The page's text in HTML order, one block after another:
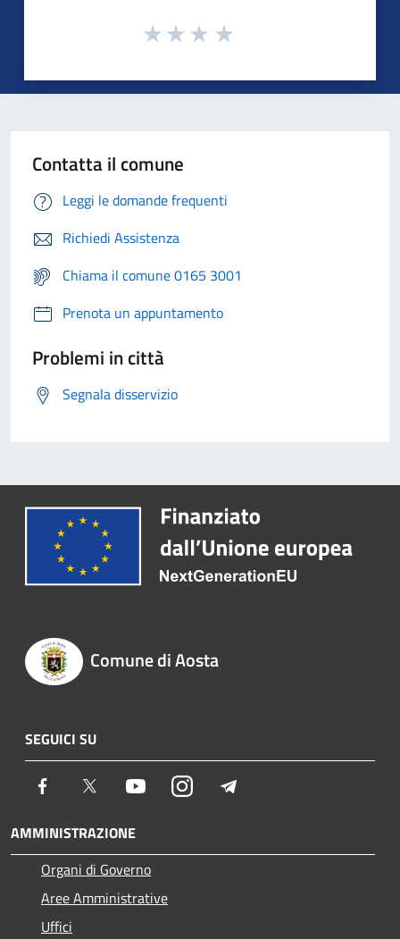
Contatta il comune
Leggi le domande frequenti
Richiedi Assistenza
Chiama il comune 0165 3001
Prenota un appuntamento
Problemi in città
Segnala disservizio
Comune di Aosta
SEGUICI SU
Facebook Twitter YoutubeInstagram
AMMINISTRAZIONE
Organi di Governo
Aree Amministrative
Uffici